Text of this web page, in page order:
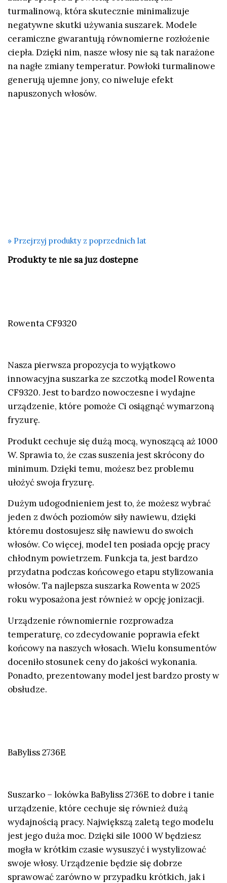
turmalinową, która skutecznie minimalizuje
negatywne skutki używania suszarek. Modele
ceramiczne gwarantują równomierne rozłożenie
ciepła. Dzięki nim, nasze włosy nie są tak narażone
na nagłe zmiany temperatur. Powłoki turmalinowe
generują ujemne jony, co niweluje efekt
napuszonych włosów.
» Przejrzyj produkty z poprzednich lat
Produkty te nie sa juz dostepne
Rowenta CF9320
Nasza pierwsza propozycja to wyjątkowo
innowacyjna suszarka ze szczotką model Rowenta
CF9320. Jest to bardzo nowoczesne i wydajne
urządzenie, które pomoże Ci osiągnąć wymarzoną
fryzurę.
Produkt cechuje się dużą mocą, wynoszącą aż 1000
W. Sprawia to, że czas suszenia jest skrócony do
minimum. Dzięki temu, możesz bez problemu
ułożyć swoja fryzurę.
Dużym udogodnieniem jest to, że możesz wybrać
jeden z dwóch poziomów siły nawiewu, dzięki
któremu dostosujesz siłę nawiewu do swoich
włosów. Co więcej, model ten posiada opcję pracy
chłodnym powietrzem. Funkcja ta, jest bardzo
przydatna podczas końcowego etapu stylizowania
włosów. Tanajlepsza suszarka Rowenta w 2025
rokuwyposażona jest również w opcję jonizacji.
Urządzenie równomiernie rozprowadza
temperaturę, co zdecydowanie poprawia efekt
końcowy na naszych włosach. Wielu konsumentów
doceniło stosunek ceny do jakości wykonania.
Ponadto, prezentowany model jest bardzo prosty w
obsłudze.
BaByliss 2736E
Suszarko – lokówka BaByliss 2736E to dobre i tanie
urządzenie, które cechuje się również dużą
wydajnością pracy. Największą zaletą tego modelu
jest jego duża moc. Dzięki sile 1000 W będziesz
mogła w krótkim czasie wysuszyć i wystylizować
swoje włosy. Urządzenie będzie się dobrze
sprawować zarówno w przypadku krótkich, jak i